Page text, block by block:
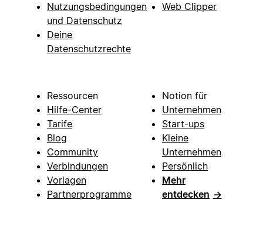
Nutzungsbedingungen
und Datenschutz
Deine
Datenschutzrechte
Web Clipper
Ressourcen
Hilfe-Center
Tarife
Blog
Community
Verbindungen
Vorlagen
Partnerprogramme
Notion für
Unternehmen
Start-ups
Kleine
Unternehmen
Persönlich
Mehr
entdecken →